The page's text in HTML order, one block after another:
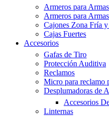
Armeros para
Armeros para
Cajones Zona Fría
Cajas Fuertes
Accesorios
Gafas de Tiro
Protección Auditiva
Reclamos
Micro para reclamo
Desplumadoras de
Accesorios
Linternas